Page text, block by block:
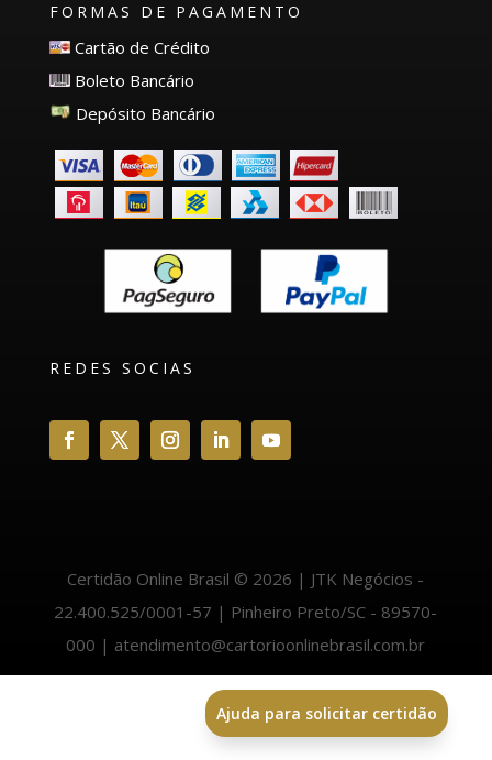
FORMAS DE PAGAMENTO
Cartão de Crédito
Boleto Bancário
Depósito Bancário
REDES SOCIAS
Certidão Online Brasil © 2026 | JTK Negócios -
22.400.525/0001-57 | Pinheiro Preto/SC - 89570-
000 | atendimento@cartorioonlinebrasil.com.br
Ajuda para solicitar certidão